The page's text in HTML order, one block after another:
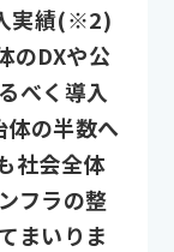
実績(※2)
のDXや公
べく導入
の半数へ
社会全体
フラの整
まいりま